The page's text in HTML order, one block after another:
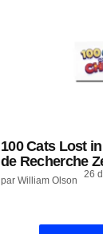
100 Cats Lost
de Recherche
par William Olson
26